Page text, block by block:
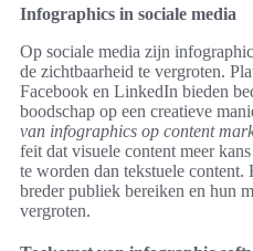
Infographics in sociale media
Op sociale media zijn
de zichtbaarheid te vergroten.
Facebook en LinkedIn bieden
boodschap op een creatieve
van infographics op content
feit dat visuele content meer
te worden dan tekstuele
breder publiek bereiken en hun
vergroten.